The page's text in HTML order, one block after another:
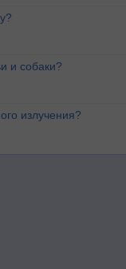
и собаки?
излучения?